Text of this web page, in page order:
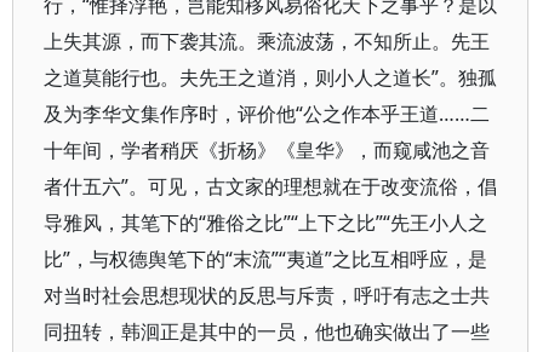
上失其源，而下袭其流。乘流波荡，不知所止。先王
之道莫能行也。夫先王之道消，则小人之道长”。独孤
及为李华文集作序时，评价他“公之作本乎王道……二
十年间，学者稍厌《折杨》《皇华》，而窥咸池之音
者什五六”。可见，古文家的理想就在于改变流俗，倡
导雅风，其笔下的“雅俗之比”“上下之比”“先王小人之
比”，与权德舆笔下的“末流”“夷道”之比互相呼应，是
对当时社会思想现状的反思与斥责，呼吁有志之士共
同扭转，韩洄正是其中的一员，他也确实做出了一些